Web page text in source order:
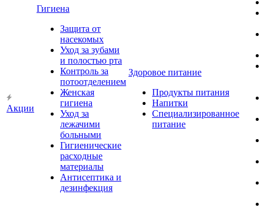
Акции
Гигиена
Защита от
насекомых
Уход за зубами
и полостью рта
Контроль за
потоотделением
Женская
гигиена
Уход за
лежачими
больными
Гигиенические
расходные
материалы
Антисептика и
дезинфекция
Здоровое питание
Продукты питания
Напитки
Специализированное
питание